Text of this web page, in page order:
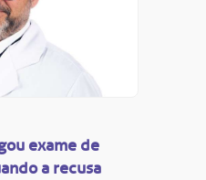
exame de
a recusa